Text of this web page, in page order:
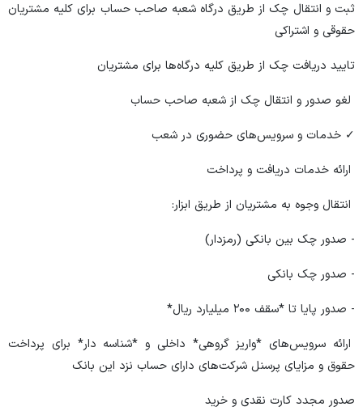
ثبت و انتقال چک از طریق درگاه شعبه صاحب حساب برای کلیه مشتریان
حقوقی و اشتراکی
تایید دریافت چک از طریق کلیه درگاه‌ها برای مشتریان
لغو صدور و انتقال چک از شعبه صاحب حساب
✓ خدمات و سرویس‌های حضوری در شعب
ارائه خدمات دریافت و پرداخت
انتقال وجوه به مشتریان از طریق ابزار:
- صدور چک بین بانکی (رمزدار)
- صدور چک بانکی
- صدور پایا تا *سقف ۲۰۰ میلیارد ریال*
ارائه سرویس‌های *واریز گروهی* داخلی و *شناسه دار* برای پرداخت
حقوق و مزایای پرسنل شرکت‌های دارای حساب نزد این بانک
صدور مجدد کارت نقدی و خرید